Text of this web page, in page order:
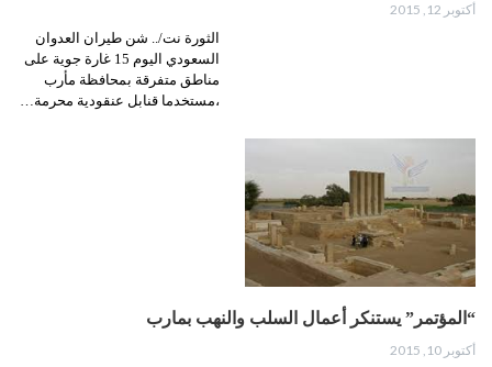
أكتوبر 12, 2015
الثورة نت/.. شن طيران العدوان
السعودي اليوم 15 غارة جوية على
مناطق متفرقة بمحافظة مأرب
،مستخدما قنابل عنقودية محرمة…
“المؤتمر” يستنكر أعمال السلب والنهب بمارب
أكتوبر 10, 2015